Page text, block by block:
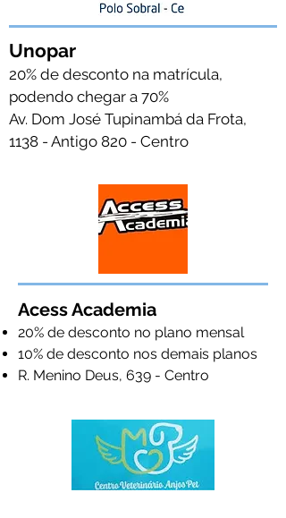
Unopar
20% de desconto na matrícula,
podendo chegar a 70%
Av. Dom José Tupinambá da Frota,
1138 - Antigo 820 - Centro
Acess Academia
20% de desconto no plano mensal
10% de desconto nos demais planos
R. Menino Deus, 639 - Centro